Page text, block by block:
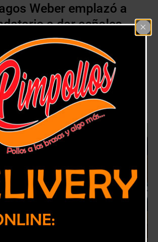
Weber emplazó a
a dar señales
“El
Piñera tendrá el desafío
ley de rentas
Nacional